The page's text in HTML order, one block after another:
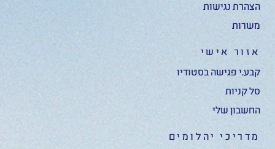
הצהרת נגישות
משרות
אזור אישי
קבע.י פגישה בסטודיו
סל קניות
החשבון שלי
מדריכי יהלומים